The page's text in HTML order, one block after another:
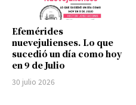
Efemérides
nuevejulienses. Lo que
sucedió un día como hoy
en 9 de Julio
30 julio 2026